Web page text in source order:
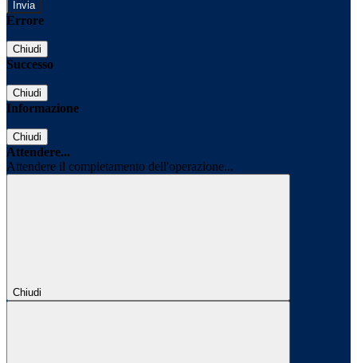
Errore
Chiudi
Successo
Chiudi
Informazione
Chiudi
Attendere...
Attendere il completamento dell'operazione...
Chiudi